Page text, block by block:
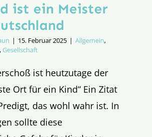
ist ein Meister
| 15. Februar 2025 | Allgemein,
,Gesellschaft
ist heutzutage der
Ort für ein Kind“ Ein Zitat
das wohl wahr ist. In
sollte diese